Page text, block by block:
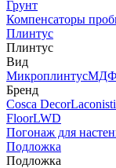
Грунт
Компенсаторы
Плинтус
Плинтус
Вид
МикроплинтусМДФ
Бренд
Cosca Decor
FloorLWD
Погонаж для
Подложка
Подложка